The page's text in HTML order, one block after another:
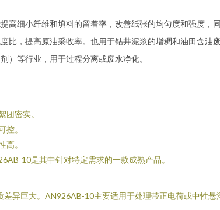
高细小纤维和填料的留着率，改善纸张的均匀度和强度，
比，提高原油采收率。也用于钻井泥浆的增稠和油田含油废
）等行业，用于过程分离或废水净化。
团密实。
控。
高。
10是其中针对特定需求的一款成熟产品。
差异巨大。AN926AB-10主要适用于处理带正电荷或中性